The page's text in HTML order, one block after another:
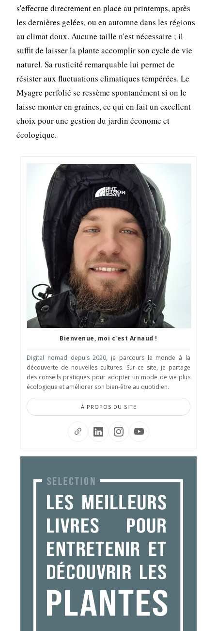
s'effectue directement en place au printemps, après
les dernières gelées, ou en automne dans les régions
au climat doux. Aucune taille n'est nécessaire ; il
suffit de laisser la plante accomplir son cycle de vie
naturel. Sa rusticité remarquable lui permet de
résister aux fluctuations climatiques tempérées. Le
Myagre perfolié se ressème spontanément si on le
laisse monter en graines, ce qui en fait un excellent
choix pour une gestion du jardin économe et
écologique.
Bienvenue, moi c'est Arnaud !
Digital nomad depuis 2020, je parcours le monde à la
découverte de nouvelles cultures. Sur ce site, je partage
des conseils pratiques pour adopter un mode de vie plus
écologique et améliorer son bien-être au quotidien.
À PROPOS DU SITE